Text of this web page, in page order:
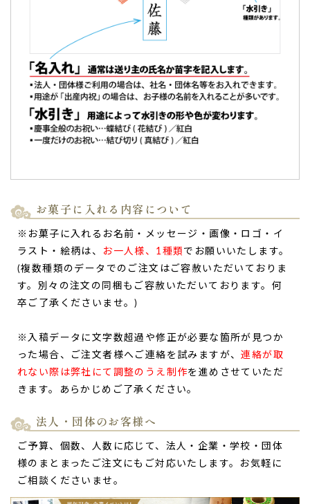
集まりにお呼ばれした時に…甘さも控えめで食べや
すかったです。
お知り合いの年上の方々の集まりにお呼ばれした時にお渡し
しました。
文字もしっかりハッキリしており思ったより
スローガンと学校名を入れて、素敵な仕上がりでし
高校生の息子の野球部壮行会の記念品としてこちらのバーム
クーヘンを購入しました。
スローガンと学校名を入れて、素敵な仕上がりでした。
ありがとうございました。
来年の壮行会担当にも引き継ぎたいと思います。（KV4様）
ご購入頂いた商品：オリジナル名入れ・メッセージ入れ小バ
ウムクーヘン（グリーン・エンブレム風/3個入り）
お菓子に入れる内容について
※お菓子に入れるお名前・メッセージ・画像・ロゴ・イ
ラスト・絵柄は、
お一人様、1種類 でお願いいたします。
(複数種類のデータでのご注文はご容赦いただいておりま
す。別々の注文の同梱もご容赦いただいております。何
卒ご了承くださいませ。)
※入稿データに文字数超過や修正が必要な箇所が見つか
った場合、ご注文者様へご連絡を試みますが、連絡が取
れない際は弊社にて調整のうえ制作を進めさせていただ
きます。あらかじめご了承ください。
法人・団体のお客様へ
ご予算、個数、人数に応じて、法人・企業・学校・団体
様のまとまったご注文にもご対応いたします。お気軽に
ご相談くださいませ。